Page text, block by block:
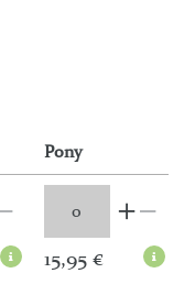
Pony
15,95 €